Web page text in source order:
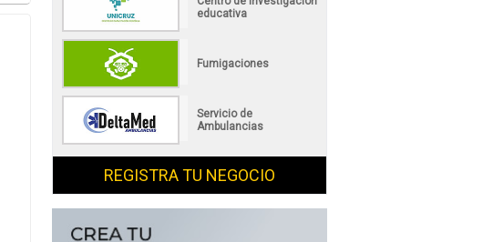
educativa
Fumigaciones
Servicio de
Ambulancias
REGISTRA TU NEGOCIO